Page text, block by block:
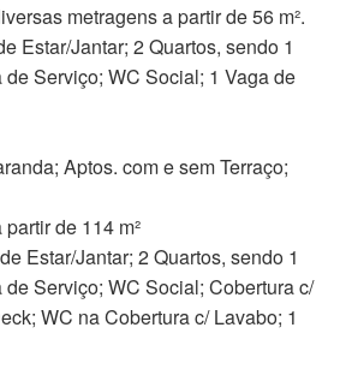
metragens a partir de 56 m².
Estar/Jantar; 2 Quartos, sendo 1
Serviço; WC Social; 1 Vaga de
Aptos. com e sem Terraço;
de 114 m²
Estar/Jantar; 2 Quartos, sendo 1
Serviço; WC Social; Cobertura c/
WC na Cobertura c/ Lavabo; 1